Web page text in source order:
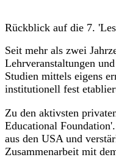
Rückblick auf die 7.
Seit mehr als zwei
Lehrveranstaltungen
Studien mittels eigens
institutionell fest
Zu den aktivsten
Educational
aus den USA und
Zusammenarbeit mit